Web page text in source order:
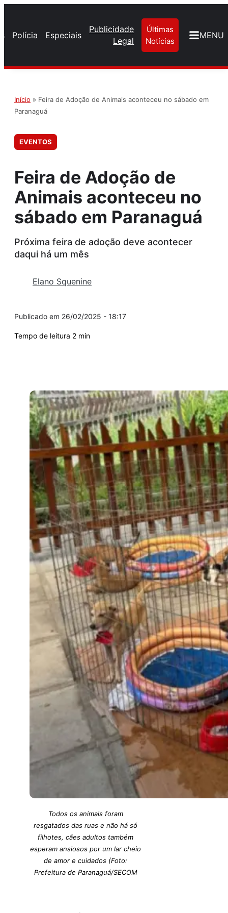
Polícia Especiais
Publicidade
Legal
Últimas
Notícias
MENU
Início » Feira de Adoção de Animais aconteceu no sábado em
Paranaguá
EVENTOS
Feira de Adoção de
Animais aconteceu no
sábado em Paranaguá
Próxima feira de adoção deve acontecer
daqui há um mês
Elano Squenine
26/02/2025 - 18:17
Todos os animais foram
resgatados das ruas e não há só
filhotes, cães adultos também
esperam ansiosos por um lar cheio
de amor e cuidados (Foto:
Prefeitura de Paranaguá/SECOM